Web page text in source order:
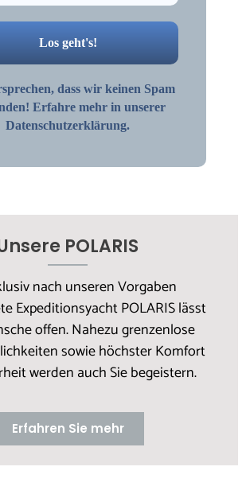
dass wir keinen Spam
Erfahre mehr in unserer
Datenschutzerklärung.
POLARIS
nach unseren Vorgaben
Expeditionsyacht POLARIS lässt
offen. Nahezu grenzenlose
sowie höchster Komfort
werden auch Sie begeistern.
Erfahren Sie mehr